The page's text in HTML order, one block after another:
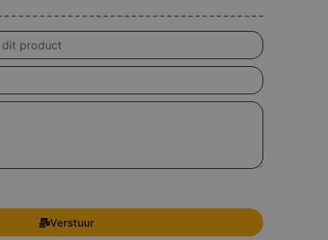
Verstuur